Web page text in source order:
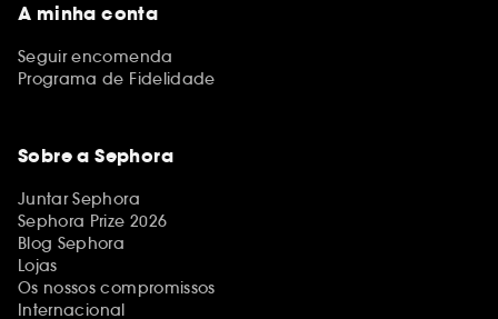
A minha conta
Seguir encomenda
Programa de Fidelidade
Sobre a Sephora
Juntar Sephora
Sephora Prize 2026
Blog Sephora
Lojas
Os nossos compromissos
Internacional